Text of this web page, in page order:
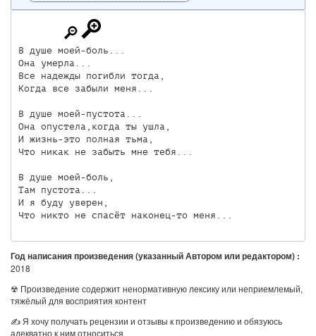
В душе моей-боль...
Она умерла...
Все надежды погибли тогда,
Когда все забыли меня...
В душе моей-пустота...
Она опустела,когда ты ушла,
И жизнь-это полная тьма,
Что никак не забыть мне тебя...
В душе моей-боль,
Там пустота...
И я буду уверен,
Что никто не спасёт наконец-то меня...
Год написания произведения (указанный Автором или редактором) :
2018
☢ Произведение содержит ненормативную лексику или неприемлемый,
тяжёлый для восприятия контент
✍ Я хочу получать рецензии и отзывы к произведению и обязуюсь
адекватно к ним относиться